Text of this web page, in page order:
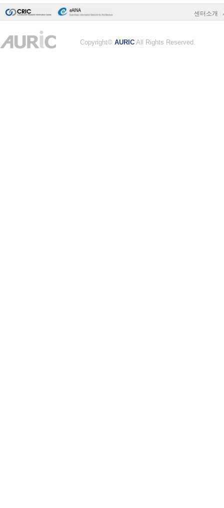
센터소개
Copyright© AURIC All Rights Reserved.